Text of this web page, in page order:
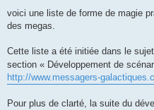
s
a
voici une liste de forme de magie
des megas.
Cette liste a été initiée dans le sujet
section « Développement de
http://www.messagers-
Pour plus de clarté, la suite du